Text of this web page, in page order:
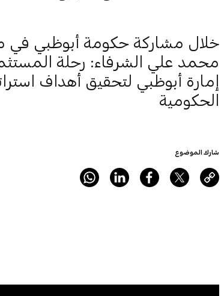
خلال مشاركة حكومة أبوظبي في
محمد علي الشرفاء: رحلة
إمارة أبوظبي لتحقيق أهداف
الحكومية
شارك الموضوع